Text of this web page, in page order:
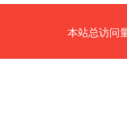
本站总访问